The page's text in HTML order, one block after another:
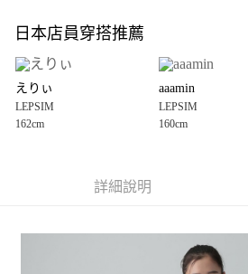
全盈+PAY
大哥付你分期
【大哥付你分期使用說明】
1.本服務由台灣大哥大提供，台灣大哥大用戶可
2.付款方式選擇「大哥付你分期」，訂單成立後
3.實際核准額度、可分期數及費用金額請依後
4.訂單成立30分鐘內，如未前往確認交易或遇
1.分期款項不併入電信帳單，「大哥付你分期
AFTEE先享後付
３．安心：先確認商品／服務後，再付款。
【「AFTEE先享後付」結帳流程】
每筆NT$80，滿NT$888(含以上)免運費
日本店員穿搭推薦
えりぃ
LEPSIM
162cm
aaamin
LEPSIM
160cm
詳細說明